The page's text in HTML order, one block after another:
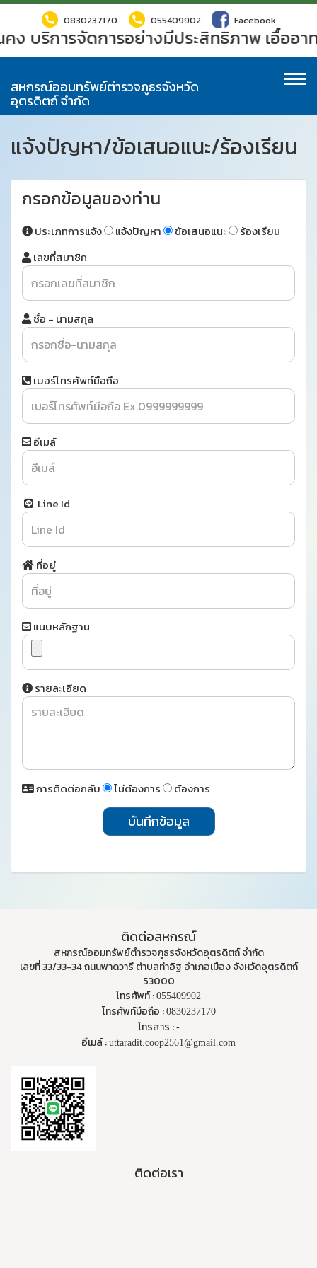
0830237170 055409902 Facebook
บริการจัดการอย่างมีประสิทธิภาพ เอื้ออา
สหกรณ์ออมทรัพย์ตำรวจภูธรจังหวัด
อุตรดิตถ์ จำกัด
แจ้งปัญหา/ข้อเสนอแนะ/ร้องเรียน
กรอกข้อมูลของท่าน
ประเภทการแจ้ง แจ้งปัญหา ข้อเสนอแนะ
ร้องเรียน
เลขที่สมาชิก
ชื่อ - นามสกุล
เบอร์โทรศัพท์มือถือ
อีเมล์
Line Id
ที่อยู่
แนบหลักฐาน
รายละเอียด
การติดต่อกลับ ไม่ต้องการ ต้องการ
บันทึกข้อมูล
ติดต่อสหกรณ์
สหกรณ์ออมทรัพย์ตำรวจภูธรจังหวัดอุตรดิตถ์ จำกัด
เลขที่ 33/33-34 ถนนพาดวารี ตำบลท่าอิฐ อำเภอเมือง จังหวัดอุตรดิตถ์
53000
โทรศัพท์ : 055409902
โทรศัพท์มือถือ : 0830237170
โทรสาร : -
อีเมล์ : uttaradit.coop2561@gmail.com
ติดต่อเรา